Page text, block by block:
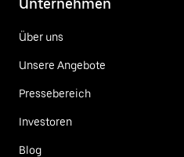
Unternehmen
Über uns
Unsere Angebote
Pressebereich
Investoren
Blog